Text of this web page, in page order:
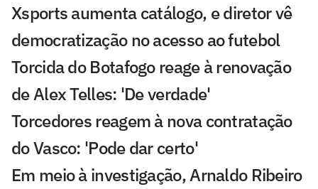
Xsports aumenta catálogo, e diretor vê
democratização no acesso ao futebol
Torcida do Botafogo reage à renovação
de Alex Telles: 'De verdade'
Torcedores reagem à nova contratação
do Vasco: 'Pode dar certo'
Em meio à investigação, Arnaldo Ribeiro